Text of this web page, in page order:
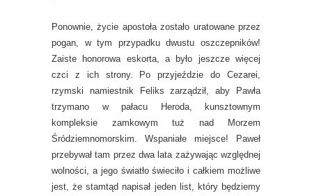
Ponownie, życie apostoła zostało uratowane przez
pogan, w tym przypadku dwustu oszczepników!
Zaiste honorowa eskorta, a było jeszcze więcej
czci z ich strony. Po przyjeździe do Cezarei,
rzymski namiestnik Feliks zarządził, aby Pawła
trzymano w pałacu Heroda, kunsztownym
kompleksie zamkowym tuż nad Morzem
Śródziemnomorskim. Wspaniałe miejsce! Paweł
przebywał tam przez dwa lata zażywając względnej
wolności, a jego światło świeciło i całkiem możliwe
jest, że stamtąd napisał jeden list, który będziemy